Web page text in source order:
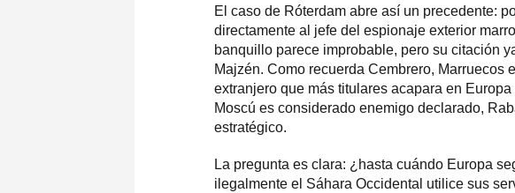
El caso de Róterdam abre así un precedente:
directamente al jefe del espionaje exterior
banquillo parece improbable, pero su citación
Majzén. Como recuerda Cembrero, Marruecos
extranjero que más titulares acapara en
Moscú es considerado enemigo declarado,
estratégico.
La pregunta es clara: ¿hasta cuándo Europa
ilegalmente el Sáhara Occidental utilice sus